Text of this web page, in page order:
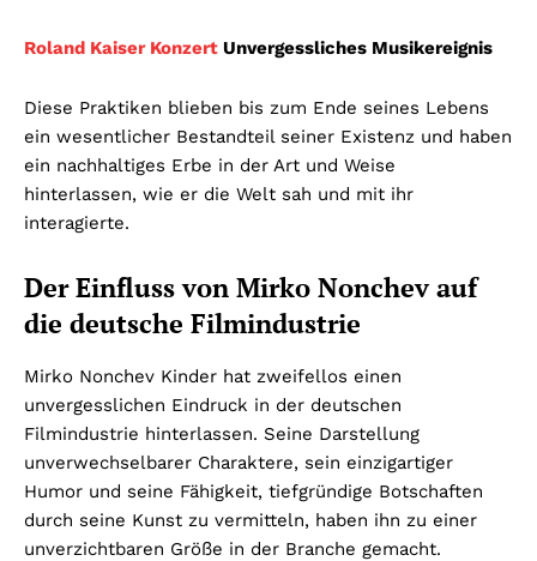
Roland Kaiser Konzert Unvergessliches Musikereignis
Diese Praktiken blieben bis zum Ende seines Lebens
ein wesentlicher Bestandteil seiner Existenz und haben
ein nachhaltiges Erbe in der Art und Weise
hinterlassen, wie er die Welt sah und mit ihr
interagierte.
Der Einfluss von Mirko Nonchev auf
die deutsche Filmindustrie
Mirko Nonchev Kinder hat zweifellos einen
unvergesslichen Eindruck in der deutschen
Filmindustrie hinterlassen. Seine Darstellung
unverwechselbarer Charaktere, sein einzigartiger
Humor und seine Fähigkeit, tiefgründige Botschaften
durch seine Kunst zu vermitteln, haben ihn zu einer
unverzichtbaren Größe in der Branche gemacht.